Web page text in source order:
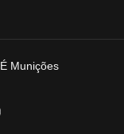
Munições